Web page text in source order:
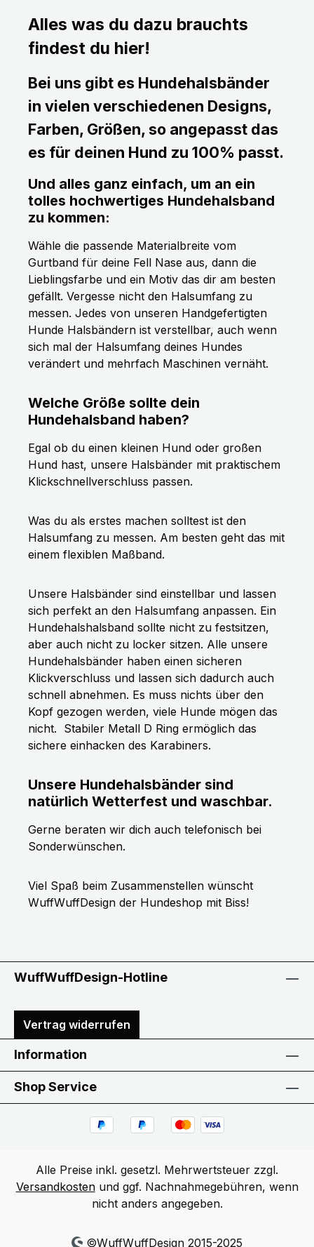
Alles was du dazu brauchts
findest du hier!
Bei uns gibt es Hundehalsbänder
in vielen verschiedenen Designs,
Farben, Größen, so angepasst das
es für deinen Hund zu 100% passt.
Und alles ganz einfach, um an ein
tolles hochwertiges Hundehalsband
zu kommen:
Wähle die passende Materialbreite vom
Gurtband für deine Fell Nase aus, dann die
Lieblingsfarbe und ein Motiv das dir am besten
gefällt. Vergesse nicht den Halsumfang zu
messen. Jedes von unseren Handgefertigten
Hunde Halsbändern ist verstellbar, auch wenn
sich mal der Halsumfang deines Hundes
verändert und mehrfach Maschinen vernäht.
Welche Größe sollte dein
Hundehalsband haben?
Egal ob du einen kleinen Hund oder großen
Hund hast, unsere Halsbänder mit praktischem
Klickschnellverschluss passen.
Was du als erstes machen solltest ist den
Halsumfang zu messen. Am besten geht das mit
einem flexiblen Maßband.
Unsere Halsbänder sind einstellbar und lassen
sich perfekt an den Halsumfang anpassen. Ein
Hundehalshalsband sollte nicht zu festsitzen,
aber auch nicht zu locker sitzen. Alle unsere
Hundehalsbänder haben einen sicheren
Klickverschluss und lassen sich dadurch auch
schnell abnehmen. Es muss nichts über den
Kopf gezogen werden, viele Hunde mögen das
nicht. Stabiler Metall D Ring ermöglich das
sichere einhacken des Karabiners.
Unsere Hundehalsbänder sind
natürlich Wetterfest und waschbar.
Gerne beraten wir dich auch telefonisch bei
Sonderwünschen.
Viel Spaß beim Zusammenstellen wünscht
WuffWuffDesign der Hundeshop mit Biss!
WuffWuffDesign-Hotline
Vertrag widerrufen
Information
Shop Service
Alle Preise inkl. gesetzl. Mehrwertsteuer zzgl.
Versandkostenund ggf. Nachnahmegebühren, wenn
nicht anders angegeben.
©WuffWuffDesign 2015-2025